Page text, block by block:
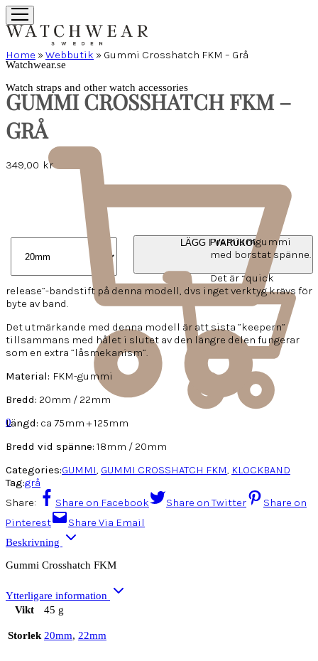
Watchwear.se
Watch straps and other watch accessories
0
Home »Webbutik » Gummi Crosshatch FKM – Grå
GUMMI CROSSHATCH FKM –
GRÅ
349,00 kr
LÄGG I VARUKORG
Premiumgummi
med borstat spänne.
Det är “quick
release”-bandstift på denna modell, dvs inget verktyg krävs för
byte av band.
Det utmärkande med denna modell är att sista ”keepern”
tillsammans med hålet i slutet av den längre delen fungerar
som en extra ”låsmekanism”.
Material: FKM-gummi
Bredd: 20mm / 22mm
Längd: ca 75mm + 125mm
Bredd vid spänne: 18mm / 20mm
Categories:GUMMI, GUMMI CROSSHATCH FKM, KLOCKBAND
Tag:grå
Share:
Share on Facebook Share on Twitter
Share on
Pinterest
Share Via Email
Beskrivning
Gummi Crosshatch FKM
Ytterligare information
Vikt
45 g
Storlek 20mm, 22mm